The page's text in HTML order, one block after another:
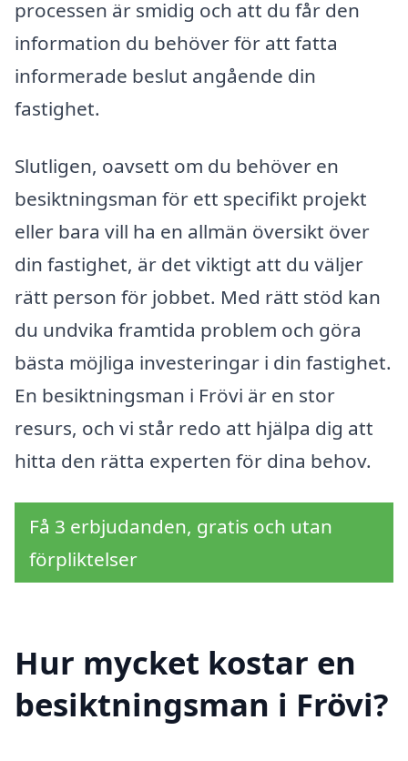
processen är smidig och att du får den
information du behöver för att fatta
informerade beslut angående din
fastighet.
Slutligen, oavsett om du behöver en
besiktningsman för ett specifikt projekt
eller bara vill ha en allmän översikt över
din fastighet, är det viktigt att du väljer
rätt person för jobbet. Med rätt stöd kan
du undvika framtida problem och göra
bästa möjliga investeringar i din fastighet.
En besiktningsman i Frövi är en stor
resurs, och vi står redo att hjälpa dig att
hitta den rätta experten för dina behov.
Få 3 erbjudanden, gratis och utan
förpliktelser
Hur mycket kostar en
besiktningsman i Frövi?